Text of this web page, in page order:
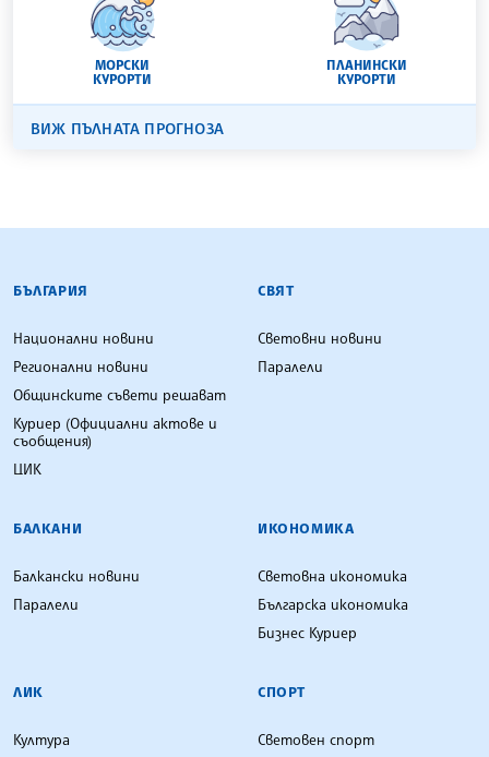
МОРСКИ
КУРОРТИ
ПЛАНИНСКИ
КУРОРТИ
ВИЖ ПЪЛНАТА ПРОГНОЗА
БЪЛГАРСКА ТЕЛЕГРАФНА АГЕНЦИЯ
БЪЛГАРИЯ
Национални новини
Регионални новини
Общинските съвети решават
Куриер (Официални актове и
съобщения)
ЦИК
СВЯТ
Световни новини
Паралели
БАЛКАНИ
Балкански новини
Паралели
ИКОНОМИКА
Световна икономика
Българска икономика
Бизнес Куриер
ЛИК
Култура
СПОРТ
Световен спорт